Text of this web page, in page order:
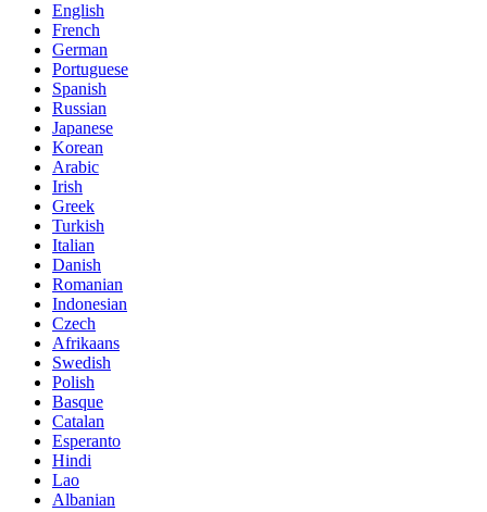
English
French
German
Portuguese
Spanish
Russian
Japanese
Korean
Arabic
Irish
Greek
Turkish
Italian
Danish
Romanian
Indonesian
Czech
Afrikaans
Swedish
Polish
Basque
Catalan
Esperanto
Hindi
Lao
Albanian